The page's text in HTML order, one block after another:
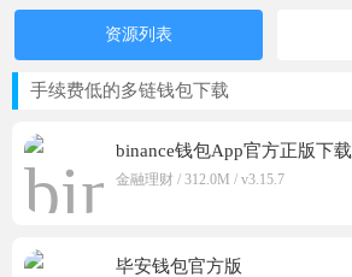
2026-06-11 12:46
资源列表
手续费低的多链钱包下载
binance钱包App官方正版下载
金融理财 / 312.0M / v3.15.7
毕安钱包官方版